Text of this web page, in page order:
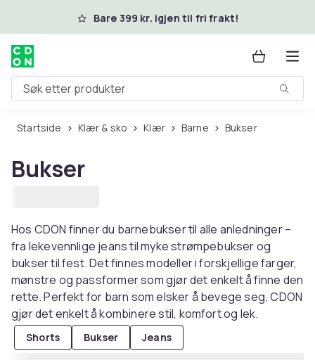
Hopp til hovedinnholdBare 399 kr. igjen til fri frakt!
Søk etter produkter
Startside Klær & sko Klær Barne Bukser
Bukser
Hos CDON finner du barnebukser til alle anledninger –
fra lekevennlige jeans til myke strømpebukser og
bukser til fest. Det finnes modeller i forskjellige farger,
mønstre og passformer som gjør det enkelt å finne den
rette. Perfekt for barn som elsker å bevege seg. CDON
gjør det enkelt å kombinere stil, komfort og lek.
Shorts Bukser Jeans